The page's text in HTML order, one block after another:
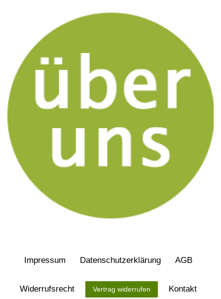
Impressum Daten­schutz­erklärung AGB
Widerrufs­recht Vertrag widerrufen Kontakt